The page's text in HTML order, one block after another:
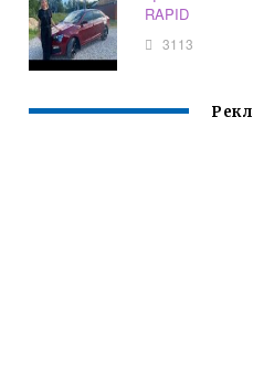
RAPID
3113